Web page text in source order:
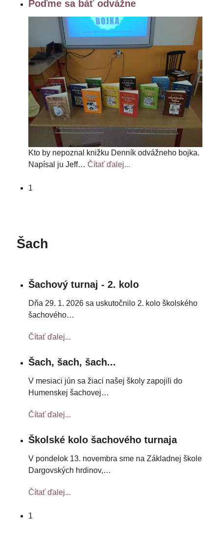
Poďme sa báť odvážne
Kto by nepoznal knižku Denník odvážneho bojka.
Napísal ju Jeff… Čítať ďalej...
1
Šach
Šachový turnaj - 2. kolo
Dňa 29. 1. 2026 sa uskutočnilo 2. kolo školského
šachového…
Čítať ďalej...
Šach, šach, šach...
V mesiaci jún sa žiaci našej školy zapojili do
Humenskej šachovej…
Čítať ďalej...
Školské kolo šachového turnaja
V pondelok 13. novembra sme na Základnej škole
Dargovských hrdinov,…
Čítať ďalej...
1